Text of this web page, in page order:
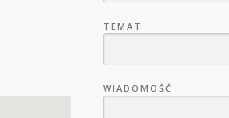
TEMAT
WIADOMOŚĆ